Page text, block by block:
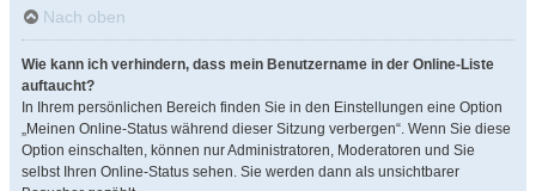
Nach oben
Wie kann ich verhindern, dass mein Benutzername in der Online-Liste
auftaucht?
In Ihrem persönlichen Bereich finden Sie in den Einstellungen eine Option
„Meinen Online-Status während dieser Sitzung verbergen“. Wenn Sie diese
Option einschalten, können nur Administratoren, Moderatoren und Sie
selbst Ihren Online-Status sehen. Sie werden dann als unsichtbarer